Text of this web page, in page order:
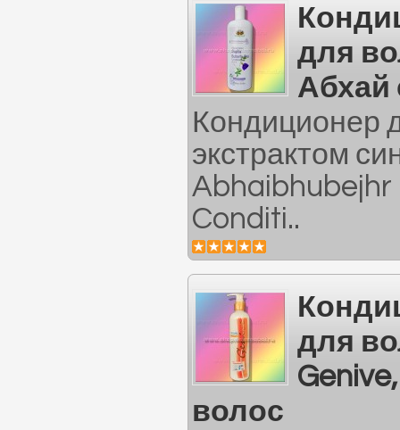
для
Абхай
Кондиционер
экстрактом
Conditi..
для
волос